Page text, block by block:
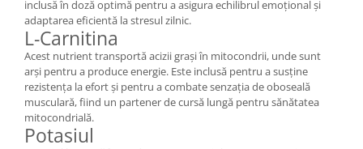
inclusă în doză optimă pentru a asigura echilibrul emoțional și
adaptarea eficientă la stresul zilnic.
L-Carnitina
Acest nutrient transportă acizii grași în mitocondrii, unde sunt
arși pentru a produce energie. Este inclusă pentru a susține
rezistența la efort și pentru a combate senzația de oboseală
musculară, fiind un partener de cursă lungă pentru sănătatea
mitocondrială.
Potasiul